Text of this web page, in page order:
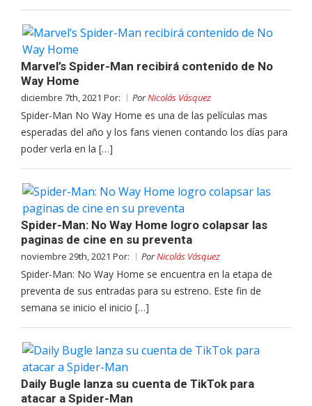
Marvel’s Spider-Man recibirá contenido de No
Way Home
diciembre 7th, 2021 Por: PorNicolás Vásquez
Spider-Man No Way Home es una de las películas mas
esperadas del año y los fans vienen contando los días para
poder verla en la […]
Spider-Man: No Way Home logro colapsar las
paginas de cine en su preventa
noviembre 29th, 2021 Por: PorNicolás Vásquez
Spider-Man: No Way Home se encuentra en la etapa de
preventa de sus entradas para su estreno. Este fin de
semana se inicio el inicio […]
Daily Bugle lanza su cuenta de TikTok para
atacar a Spider-Man